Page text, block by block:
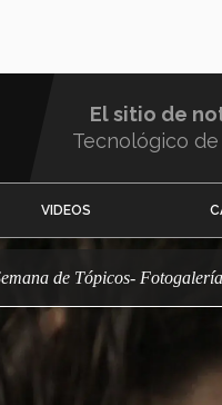
El sitio de
Tecnológico
VIDEOS
Semana de Tópicos- Fotogalería